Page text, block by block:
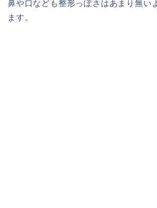
鼻や口なども整形っぽさはあまり無い
ます。